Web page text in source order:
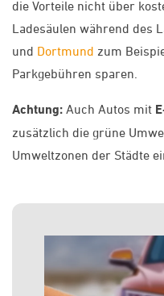
die Vorteile nicht über
Ladesäulen während des
und Dortmund zum
Parkgebühren sparen.
Achtung: Auch Autos mit
zusätzlich die grüne
Umweltzonen der Städte